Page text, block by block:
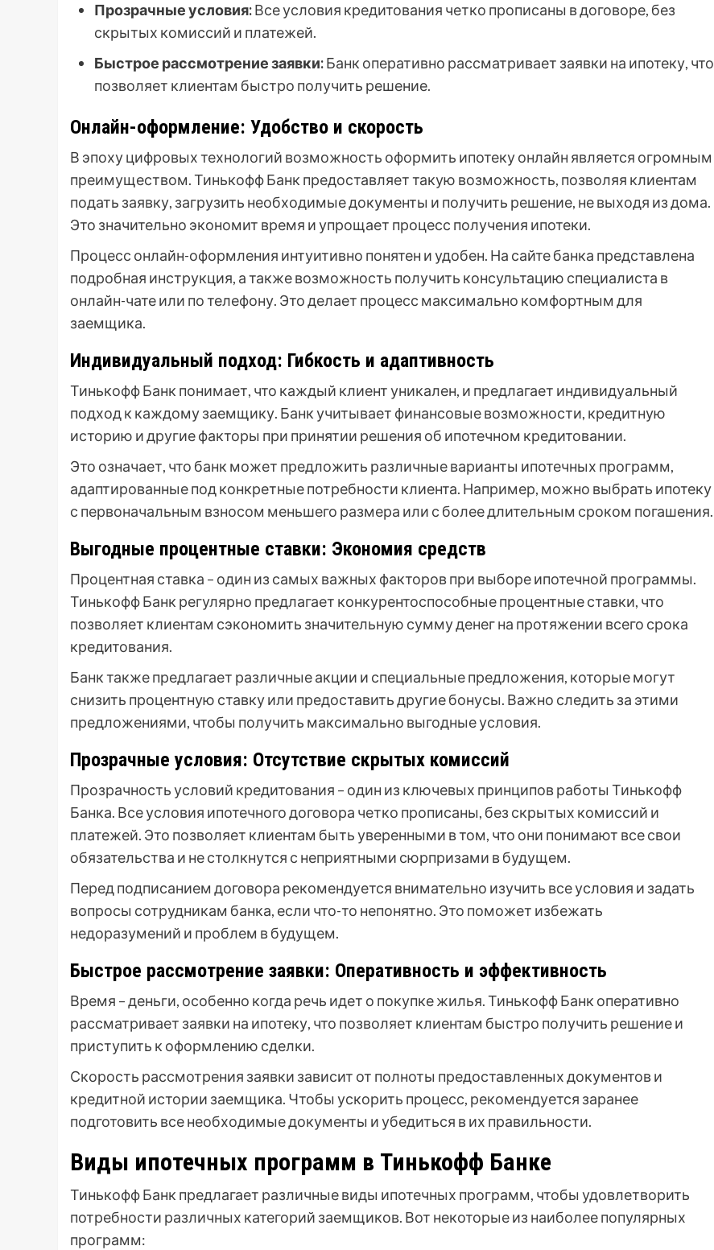
Прозрачные условия:Все условия кредитования четко прописаны в договоре, без
скрытых комиссий и платежей.
Быстрое рассмотрение заявки:Банк оперативно рассматривает заявки на ипотеку, что
позволяет клиентам быстро получить решение.
Онлайн-оформление: Удобство и скорость
В эпоху цифровых технологий возможность оформить ипотеку онлайн является огромным
преимуществом. Тинькофф Банк предоставляет такую возможность, позволяя клиентам
подать заявку, загрузить необходимые документы и получить решение, не выходя из дома.
Это значительно экономит время и упрощает процесс получения ипотеки.
Процесс онлайн-оформления интуитивно понятен и удобен. На сайте банка представлена
подробная инструкция, а также возможность получить консультацию специалиста в
онлайн-чате или по телефону. Это делает процесс максимально комфортным для
заемщика.
Индивидуальный подход: Гибкость и адаптивность
Тинькофф Банк понимает, что каждый клиент уникален, и предлагает индивидуальный
подход к каждому заемщику. Банк учитывает финансовые возможности, кредитную
историю и другие факторы при принятии решения об ипотечном кредитовании.
Это означает, что банк может предложить различные варианты ипотечных программ,
адаптированные под конкретные потребности клиента. Например, можно выбрать ипотеку
с первоначальным взносом меньшего размера или с более длительным сроком погашения.
Выгодные процентные ставки: Экономия средств
Процентная ставка – один из самых важных факторов при выборе ипотечной программы.
Тинькофф Банк регулярно предлагает конкурентоспособные процентные ставки, что
позволяет клиентам сэкономить значительную сумму денег на протяжении всего срока
кредитования.
Банк также предлагает различные акции и специальные предложения, которые могут
снизить процентную ставку или предоставить другие бонусы. Важно следить за этими
предложениями, чтобы получить максимально выгодные условия.
Прозрачные условия: Отсутствие скрытых комиссий
Прозрачность условий кредитования – один из ключевых принципов работы Тинькофф
Банка. Все условия ипотечного договора четко прописаны, без скрытых комиссий и
платежей. Это позволяет клиентам быть уверенными в том, что они понимают все свои
обязательства и не столкнутся с неприятными сюрпризами в будущем.
Перед подписанием договора рекомендуется внимательно изучить все условия и задать
вопросы сотрудникам банка, если что-то непонятно. Это поможет избежать
недоразумений и проблем в будущем.
Быстрое рассмотрение заявки: Оперативность и эффективность
Время – деньги, особенно когда речь идет о покупке жилья. Тинькофф Банк оперативно
рассматривает заявки на ипотеку, что позволяет клиентам быстро получить решение и
приступить к оформлению сделки.
Скорость рассмотрения заявки зависит от полноты предоставленных документов и
кредитной истории заемщика. Чтобы ускорить процесс, рекомендуется заранее
подготовить все необходимые документы и убедиться в их правильности.
Виды ипотечных программ в Тинькофф Банке
Тинькофф Банк предлагает различные виды ипотечных программ, чтобы удовлетворить
потребности различных категорий заемщиков. Вот некоторые из наиболее популярных
программ: